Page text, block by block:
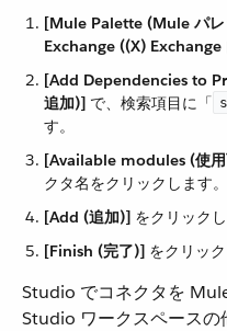
[Mule Palette (Mule パ
Exchange ((X) Exchange
[Add Dependencies to
追加)] ​ で、検索項目に「​
す。
[Available modules (使
クタ名をクリックします。
[Add (追加)] をクリックし
[Finish (完了)] をクリック
Studio でコネクタを
Studio ワークスペースの